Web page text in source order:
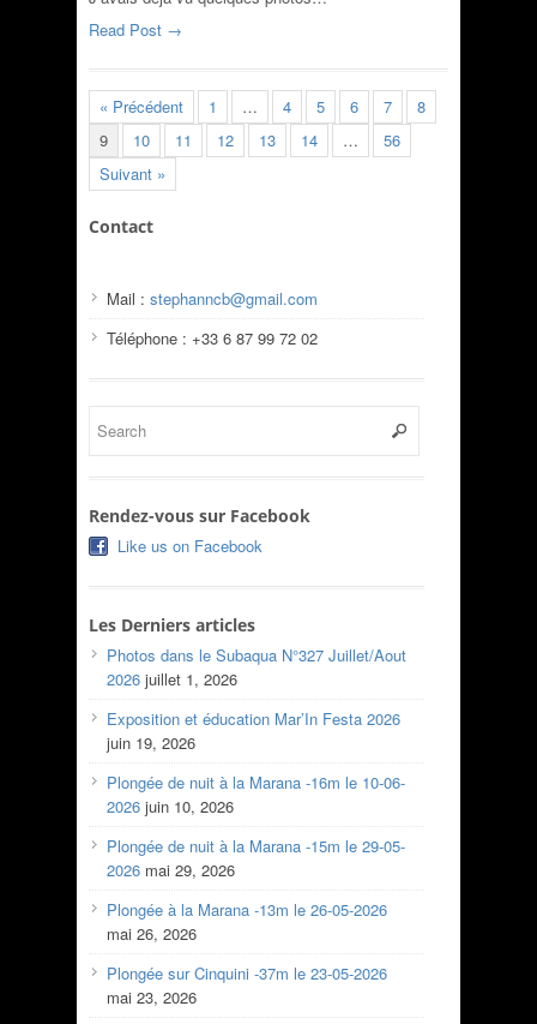
Read Post →
« Précédent 1 … 4 5 6 7
8
9
10 11 12 13 14 …
56
Suivant »
Contact
Mail : stephanncb@gmail.com
Téléphone : +33 6 87 99 72 02
Rendez-vous sur Facebook
Like us on Facebook
Les Derniers articles
Photos dans le Subaqua N°327 Juillet/Aout
2026 juillet 1, 2026
Exposition et éducation Mar’In Festa 2026
juin 19, 2026
Plongée de nuit à la Marana -16m le 10-06-
2026 juin 10, 2026
Plongée de nuit à la Marana -15m le 29-05-
2026 mai 29, 2026
Plongée à la Marana -13m le 26-05-2026
mai 26, 2026
Plongée sur Cinquini -37m le 23-05-2026
mai 23, 2026